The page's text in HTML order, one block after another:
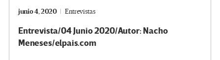
junio 4, 2020 Entrevistas
Entrevista/04 Junio 2020/Autor: Nacho
Meneses/elpais.com